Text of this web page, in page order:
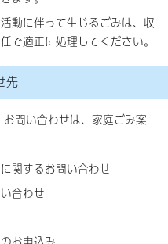
動に伴って生じるごみは、収
で適正に処理してください。
先
問い合わせは、家庭ごみ案
関するお問い合わせ
合わせ